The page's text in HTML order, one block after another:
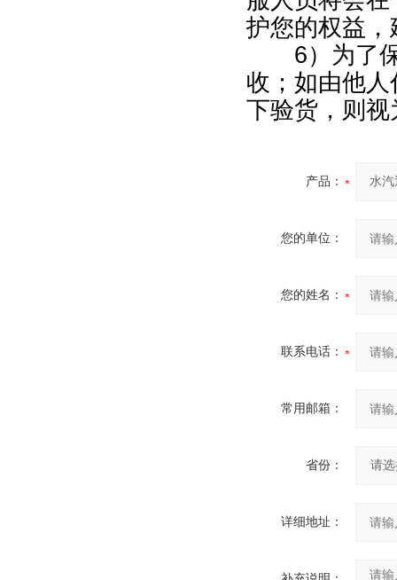
护您的权益
6）为了保
收；如由他
下验货，则
产品：
您的单位：
您的姓名：
联系电话：
常用邮箱：
省份：
详细地址：